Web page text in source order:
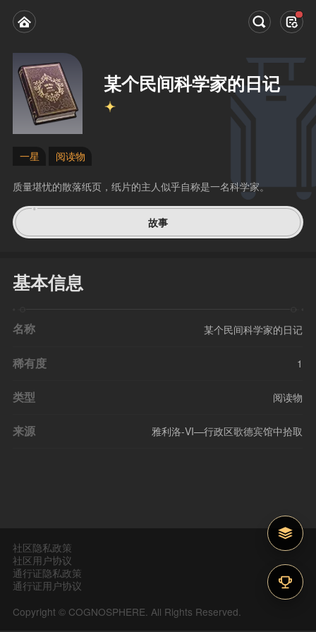
某个民间科学家的日记
一星 阅读物
质量堪忧的散落纸页，纸片的主人似乎自称是一名科学家。
故事
基本信息
名称 某个民间科学家的日记
稀有度 1
类型 阅读物
来源 雅利洛-VI—行政区歌德宾馆中拾取
社区隐私政策
社区用户协议
通行证隐私政策
通行证用户协议
Copyright © COGNOSPHERE. All Rights Reserved.